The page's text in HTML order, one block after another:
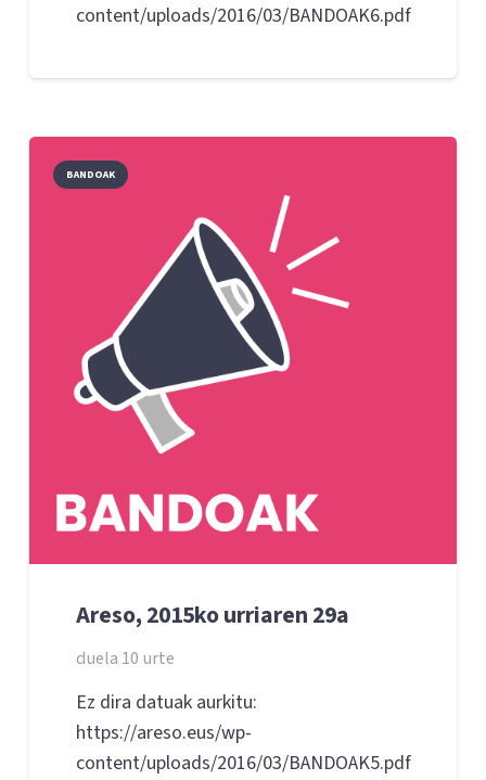
content/uploads/2016/03/BANDOAK6.pdf
BANDOAK
Areso, 2015ko urriaren 29a
duela 10 urte
Ez dira datuak aurkitu:
https://areso.eus/wp-
content/uploads/2016/03/BANDOAK5.pdf